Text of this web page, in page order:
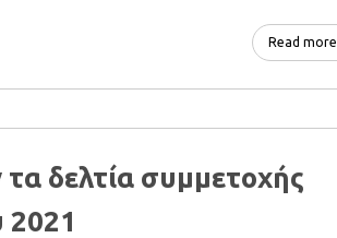
Read more
δελτία συμμετοχής
2021